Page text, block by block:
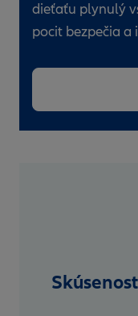
dieťaťu plynulý
pocit bezpečia a